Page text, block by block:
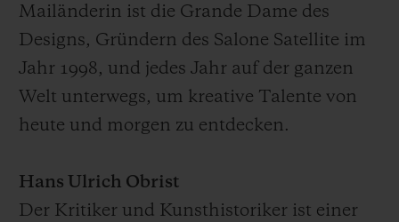
Mailänderin ist die Grande Dame des
Designs, Gründern des Salone Satellite im
Jahr 1998, und jedes Jahr auf der ganzen
Welt unterwegs, um kreative Talente von
heute und morgen zu entdecken.
Hans Ulrich Obrist
Der Kritiker und Kunsthistoriker ist einer